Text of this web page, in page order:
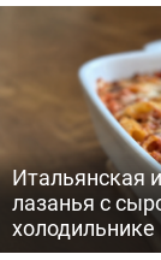
Итальянская
лазанья с
холодильнике